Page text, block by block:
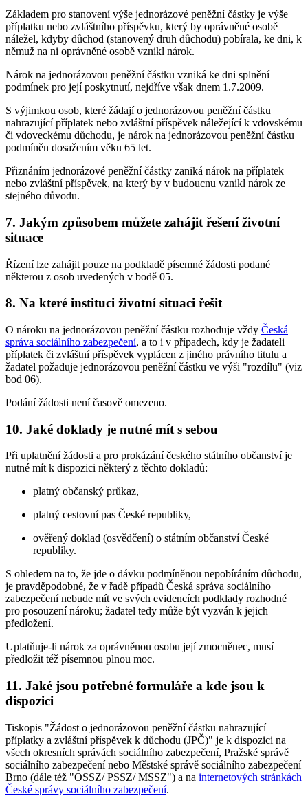
Základem pro stanovení výše jednorázové peněžní částky je výše
příplatku nebo zvláštního příspěvku, který by oprávněné osobě
náležel, kdyby důchod (stanovený druh důchodu) pobírala, ke dni, k
němuž na ni oprávněné osobě vznikl nárok.
Nárok na jednorázovou peněžní částku vzniká ke dni splnění
podmínek pro její poskytnutí, nejdříve však dnem 1.7.2009.
S výjimkou osob, které žádají o jednorázovou peněžní částku
nahrazující příplatek nebo zvláštní příspěvek náležející k vdovskému
či vdoveckému důchodu, je nárok na jednorázovou peněžní částku
podmíněn dosažením věku 65 let.
Přiznáním jednorázové peněžní částky zaniká nárok na příplatek
nebo zvláštní příspěvek, na který by v budoucnu vznikl nárok ze
stejného důvodu.
7. Jakým způsobem můžete zahájit řešení životní
situace
Řízení lze zahájit pouze na podkladě písemné žádosti podané
některou z osob uvedených v bodě 05.
8. Na které instituci životní situaci řešit
O nároku na jednorázovou peněžní částku rozhoduje vždy Česká
správa sociálního zabezpečení, a to i v případech, kdy je žadateli
příplatek či zvláštní příspěvek vyplácen z jiného právního titulu a
žadatel požaduje jednorázovou peněžní částku ve výši "rozdílu" (viz
bod 06).
Podání žádosti není časově omezeno.
10. Jaké doklady je nutné mít s sebou
Při uplatnění žádosti a pro prokázání českého státního občanství je
nutné mít k dispozici některý z těchto dokladů:
platný občanský průkaz,
platný cestovní pas České republiky,
ověřený doklad (osvědčení) o státním občanství České
republiky.
S ohledem na to, že jde o dávku podmíněnou nepobíráním důchodu,
je pravděpodobné, že v řadě případů Česká správa sociálního
zabezpečení nebude mít ve svých evidencích podklady rozhodné
pro posouzení nároku; žadatel tedy může být vyzván k jejich
předložení.
Uplatňuje-li nárok za oprávněnou osobu její zmocněnec, musí
předložit též písemnou plnou moc.
11. Jaké jsou potřebné formuláře a kde jsou k
dispozici
Tiskopis "Žádost o jednorázovou peněžní částku nahrazující
příplatky a zvláštní příspěvek k důchodu (JPČ)" je k dispozici na
všech okresních správách sociálního zabezpečení, Pražské správě
sociálního zabezpečení nebo Městské správě sociálního zabezpečení
Brno (dále též "OSSZ/ PSSZ/ MSSZ") a na internetových stránkách
České správy sociálního zabezpečení.